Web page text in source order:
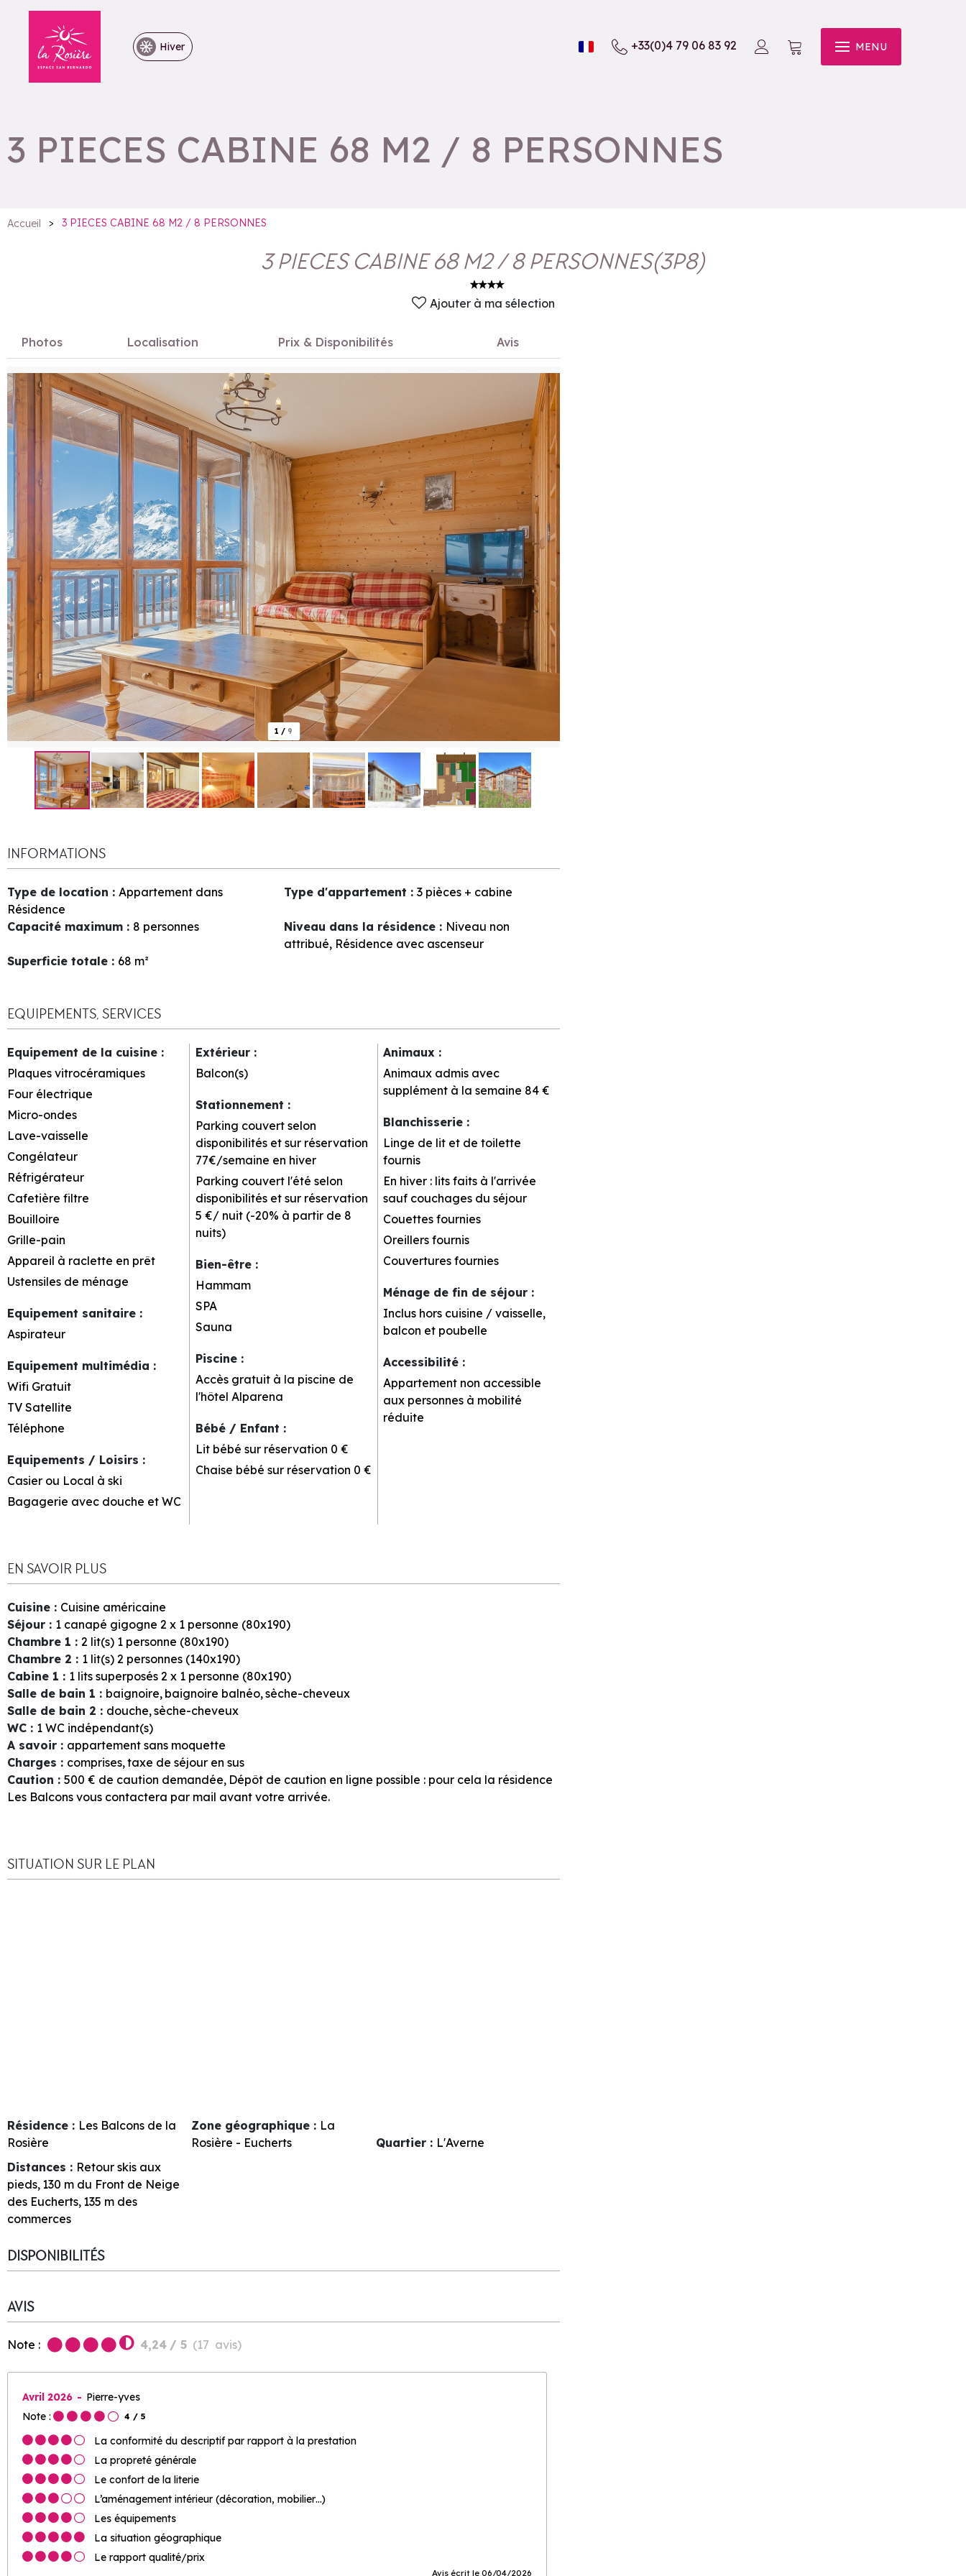
Hiver +33(0)4 79 06 83 92 MENU
3 PIECES CABINE 68 M2 / 8 PERSONNES
Accueil > 3 PIECES CABINE 68 M2 / 8 PERSONNES
3 PIECES CABINE 68 M2 / 8 PERSONNES(3P8)
Ajouter à ma sélection
Photos Localisation Prix & Disponibilités Avis
1 / 9
INFORMATIONS
Type de location : Appartement dans
Résidence
Type d'appartement : 3 pièces + cabine
Capacité maximum : 8 personnes Niveau dans la résidence : Niveau non
attribué Résidence avec ascenseur
Superficie totale : 68 m²
EQUIPEMENTS, SERVICES
Equipement de la cuisine :
Plaques vitrocéramiques
Four électrique
Micro-ondes
Lave-vaisselle
Congélateur
Réfrigérateur
Cafetière filtre
Bouilloire
Grille-pain
Appareil à raclette en prêt
Ustensiles de ménage
Equipement sanitaire :
Aspirateur
Equipement multimédia :
Wifi Gratuit
TV Satellite
Téléphone
Equipements / Loisirs :
Casier ou Local à ski
Bagagerie avec douche et WC
Extérieur :
Balcon(s)
Stationnement :
Parking couvert selon
disponibilités et sur réservation
77€/semaine en hiver
Parking couvert l'été selon
disponibilités et sur réservation
5 €/ nuit (-20% à partir de 8
nuits)
Bien-être :
Hammam
SPA
Sauna
Piscine :
Accès gratuit à la piscine de
l'hôtel Alparena
Bébé / Enfant :
Lit bébé sur réservation 0 €
Chaise bébé sur réservation 0 €
Animaux :
Animaux admis avec
supplément à la semaine 84 €
Blanchisserie :
Linge de lit et de toilette
fournis
En hiver : lits faits à l'arrivée
sauf couchages du séjour
Couettes fournies
Oreillers fournis
Couvertures fournies
Ménage de fin de séjour :
Inclus hors cuisine / vaisselle,
balcon et poubelle
Accessibilité :
Appartement non accessible
aux personnes à mobilité
réduite
EN SAVOIR PLUS
Cuisine : Cuisine américaine
Séjour : 1 canapé gigogne 2 x 1 personne (80x190)
Chambre 1 : 2 lit(s) 1 personne (80x190)
Chambre 2 : 1 lit(s) 2 personnes (140x190)
Cabine 1 : 1 lits superposés 2 x 1 personne (80x190)
Salle de bain 1 : baignoire baignoire balnéo sèche-cheveux
Salle de bain 2 : douche sèche-cheveux
WC : 1 WC indépendant(s)
A savoir : appartement sans moquette
Charges : comprises taxe de séjour en sus
Caution : 500 € de caution demandée Dépôt de caution en ligne possible : pour cela la résidence
Les Balcons vous contactera par mail avant votre arrivée.
SITUATION SUR LE PLAN
Résidence : Les Balcons de la
Rosière
Zone géographique : La
Rosière - Eucherts
Quartier : L'Averne
Distances : Retour skis aux
pieds 130 m du Front de Neige
des Eucherts 135 m des
commerces
DISPONIBILITÉS
AVIS
Note : 4,24 / 5 (17 avis)
Avril 2026
Pierre-yves
Note :
4 / 5
La conformité du descriptif par rapport à la prestation
La propreté générale
Le confort de la literie
L’aménagement intérieur (décoration, mobilier…)
Les équipements
La situation géographique
Le rapport qualité/prix
Avis écrit le 06/04/2026